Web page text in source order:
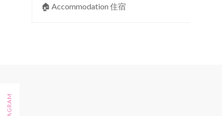
🏠︎ Accommodation 住宿